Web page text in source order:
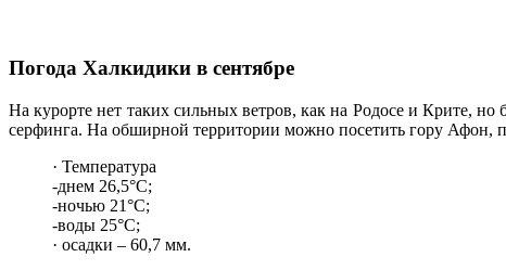
Погода Халкидики в сентябре
На курорте нет таких сильных ветров, как на Родосе и Крите, но
серфинга. На обширной территории можно посетить гору Афон,
· Температура
-днем 26,5°C;
-ночью 21°C;
-воды 25°C;
· осадки – 60,7 мм.